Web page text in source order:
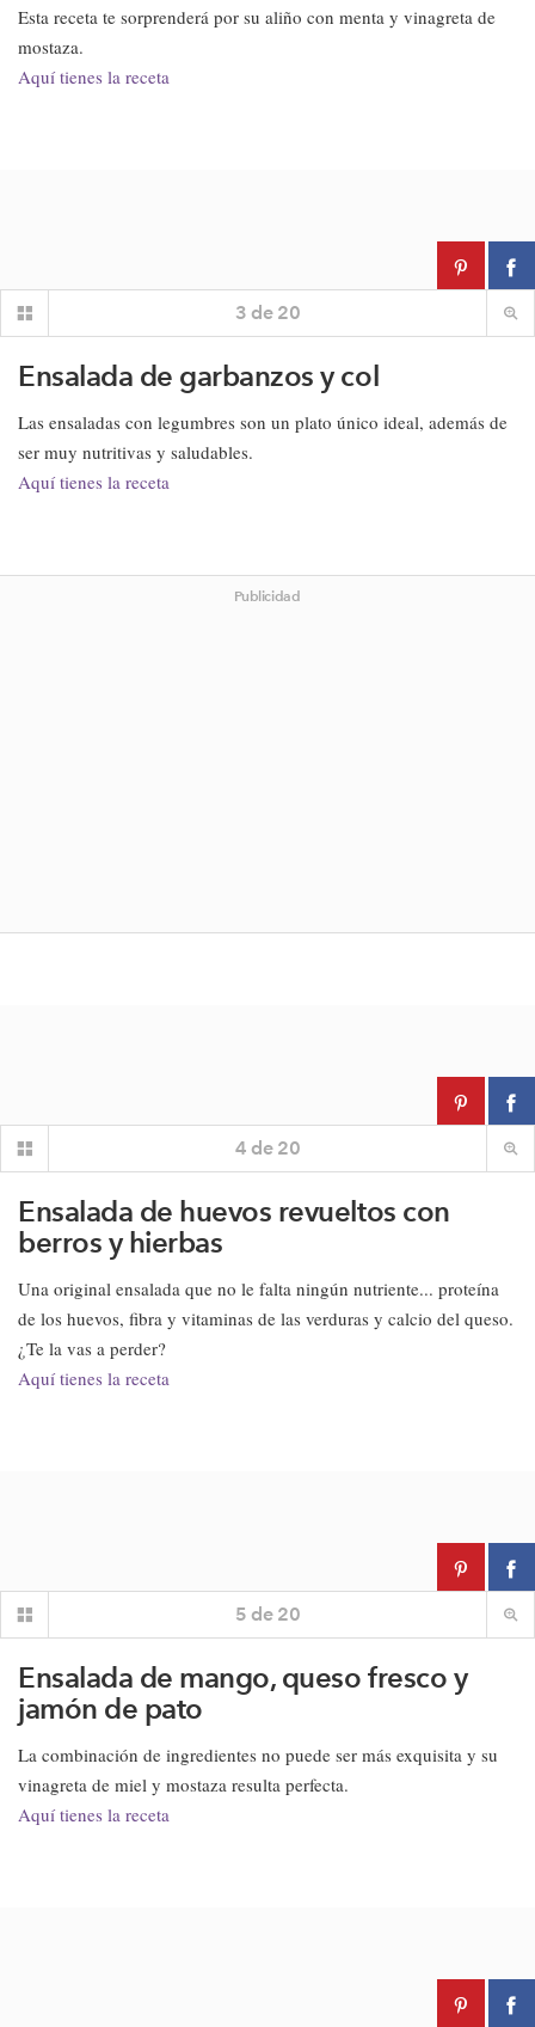
Esta receta te sorprenderá por su aliño con menta y vinagreta de
mostaza.
Aquí tienes la receta
3 de 20
Ensalada de garbanzos y col
Las ensaladas con legumbres son un plato único ideal, además de
ser muy nutritivas y saludables.
Aquí tienes la receta
Publicidad
4 de 20
Ensalada de huevos revueltos con
berros y hierbas
Una original ensalada que no le falta ningún nutriente... proteína
de los huevos, fibra y vitaminas de las verduras y calcio del queso.
¿Te la vas a perder?
Aquí tienes la receta
5 de 20
Ensalada de mango, queso fresco y
jamón de pato
La combinación de ingredientes no puede ser más exquisita y su
vinagreta de miel y mostaza resulta perfecta.
Aquí tienes la receta